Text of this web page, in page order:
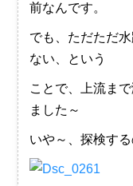
前なんです。
でも、ただただ
ない、という
ことで、上流ま
ました～
いや～、探検す